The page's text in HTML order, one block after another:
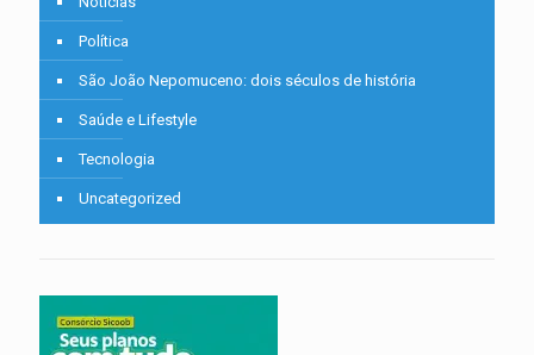
Política
São João Nepomuceno: dois séculos de história
Saúde e Lifestyle
Tecnologia
Uncategorized